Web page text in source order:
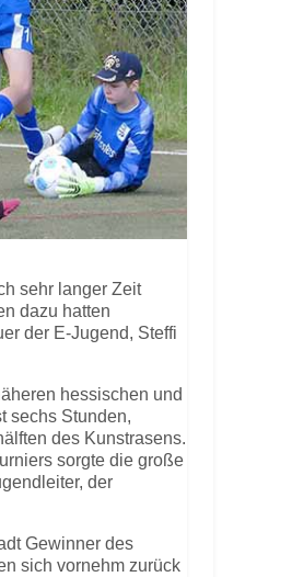
sehr langer Zeit
dazu hatten
der E-Jugend, Steffi
hessischen und
sechs Stunden,
des Kunstrasens.
sorgte die große
der
Gewinner des
sich vornehm zurück